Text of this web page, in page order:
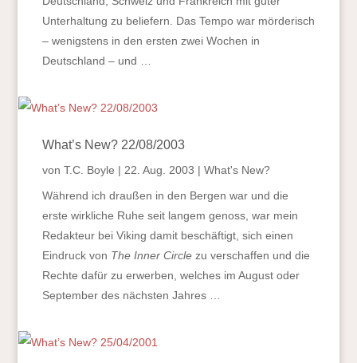
Unterhaltung zu beliefern. Das Tempo war mörderisch
– wenigstens in den ersten zwei Wochen in
Deutschland – und …
What’s New? 22/08/2003
von T.C. Boyle | 22. Aug. 2003 | What's New?
Während ich draußen in den Bergen war und die
erste wirkliche Ruhe seit langem genoss, war mein
Redakteur bei Viking damit beschäftigt, sich einen
Eindruck von The Inner Circlezu verschaffen und die
Rechte dafür zu erwerben, welches im August oder
September des nächsten Jahres …